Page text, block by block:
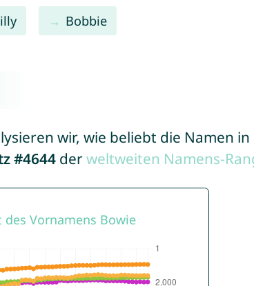
Bobbie
wir, wie beliebt die Namen
#4644derweltweiten Namens-